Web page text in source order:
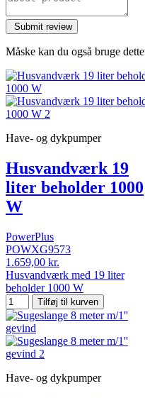
Måske kan du også bruge dette
Have- og dykpumper
Husvandværk 19
liter beholder 1000
W
PowerPlus
POWXG9573
1.659,00 kr.
Husvandværk med 19 liter
beholder 1000 W
Tilføj til kurven
Have- og dykpumper